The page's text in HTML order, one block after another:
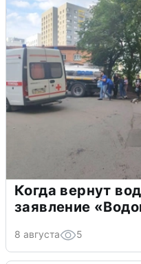
Когда вернут
заявление
8 августа 5